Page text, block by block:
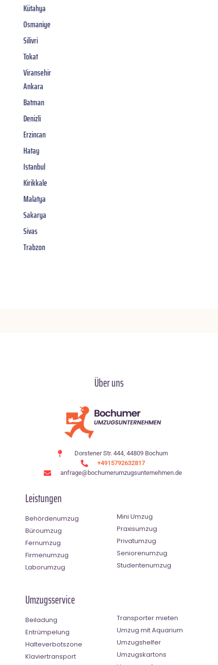
Kütahya
Osmaniye
Silivri
Tokat
Viransehir
Ankara
Batman
Denizli
Erzincan
Hatay
Istanbul
Kirikkale
Malatya
Sakarya
Sivas
Trabzon
Über uns
Dorstener Str. 444, 44809 Bochum
+4915792632817
anfrage@bochumerumzugsunternehmen.de
Leistungen
Behördenumzug
Büroumzug
Fernumzug
Firmenumzug
Laborumzug
Mini Umzug
Praxisumzug
Privatumzug
Seniorenumzug
Studentenumzug
Umzugsservice
Beiladung
Entrümpelung
Halteverbotszone
Klaviertransport
Transporter mieten
Umzug mit Aquarium
Umzugshelfer
Umzugskartons